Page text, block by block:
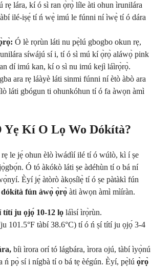
rẹ lára, kí ó sì ran ọ̀rọ̀ líle àti ohun ìrunilára
ilé-iṣẹ́ tí ń wẹ̀ imú le fúnni ní ìwẹ̀ tí ó dára
Ó lè rọrùn láti nu pẹ̀lú gbogbo okun rẹ,
síwájú sí i, tí ó sì mú kí ọ̀rọ̀ aláwọ̀ pink
dí imú kan, kí o sì nu imú kejì láìrọ̀rọ̀.
ara rẹ láàyè láti sinmi fúnni ní ètò àbò ara
láti gbógun ti ohunkóhun tí ó fa àwọn àmì
Yẹ Kí O Lọ Wo Dókítà?
le jẹ́ ohun èlò ìwádìí ilé tí ó wúlò, kì í ṣe
Ó tó àkókò láti ṣe àdéhùn tí o bá ní
Èyí jẹ́ àtòrò àkọsílẹ̀ tí ó ṣe pàtàkì fún
fún àwọ̀ ọ̀rọ̀ àti àwọn àmì mìíràn.
títí ju ọjọ́ 10-12 lọ láìsí ìrọ̀rùn.
101.5°F tàbí 38.6°C) tí ó ń ṣí títí ju ọjọ́ 3-4
bíi ìrora orí tó lágbára, ìrora ojú, tàbí ìyọ̀nú
ń pọ̀ sí i nígbà tí o bá tẹ èégún. Èyí, pẹ̀lú ọ̀rọ̀